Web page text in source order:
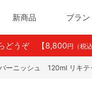
新商品 ブラン
どうぞ 【8,800 円（税
ーニッシュ 120ml リキテ